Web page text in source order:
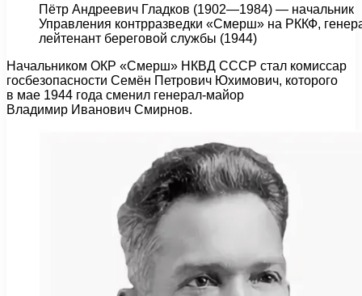
Пётр Андреевич Гладков (1902—1984) — начальник
Управления контрразведки «Смерш» на РККФ,
лейтенант береговой службы (1944)
Начальником ОКР «Смерш» НКВД СССР стал комиссар
госбезопасности Семён Петрович Юхимович, которого
в мае 1944 года сменил генерал-майор
Владимир Иванович Смирнов.